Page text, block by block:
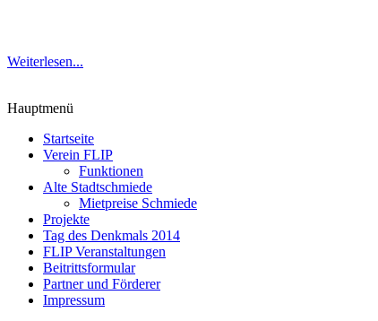
Weiterlesen...
Hauptmenü
Startseite
Verein FLIP
Funktionen
Alte Stadtschmiede
Mietpreise Schmiede
Projekte
Tag des Denkmals 2014
FLIP Veranstaltungen
Beitrittsformular
Partner und Förderer
Impressum